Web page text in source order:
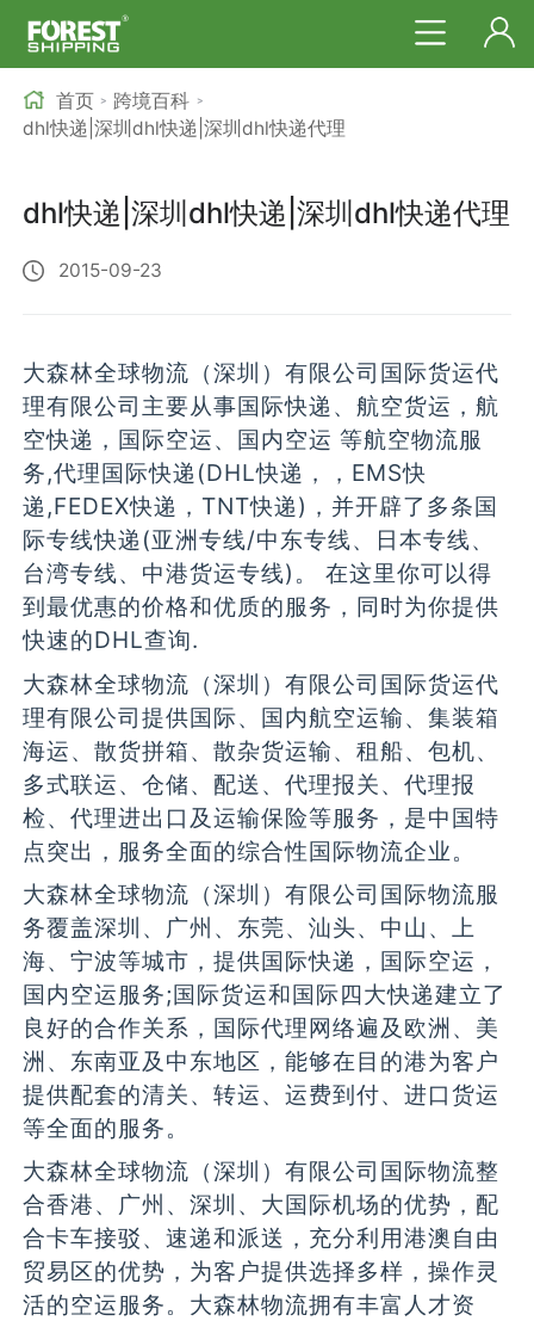
首页 > 跨境百科 >
dhl快递|深圳dhl快递|深圳dhl快递代理
dhl快递|深圳dhl快递|深圳dhl快递代理
2015-09-23
大森林全球物流（深圳）有限公司国际货运代
理有限公司主要从事国际快递、航空货运，航
空快递，国际空运、国内空运 等航空物流服
务,代理国际快递(DHL快递，，EMS快
递,FEDEX快递，TNT快递)，并开辟了多条国
际专线快递(亚洲专线/中东专线、日本专线、
台湾专线、中港货运专线)。 在这里你可以得
到最优惠的价格和优质的服务，同时为你提供
快速的DHL查询.
大森林全球物流（深圳）有限公司国际货运代
理有限公司提供国际、国内航空运输、集装箱
海运、散货拼箱、散杂货运输、租船、包机、
多式联运、仓储、配送、代理报关、代理报
检、代理进出口及运输保险等服务，是中国特
点突出，服务全面的综合性国际物流企业。
大森林全球物流（深圳）有限公司国际物流服
务覆盖深圳、广州、东莞、汕头、中山、上
海、宁波等城市，提供国际快递，国际空运，
国内空运服务;国际货运和国际四大快递建立了
良好的合作关系，国际代理网络遍及欧洲、美
洲、东南亚及中东地区，能够在目的港为客户
提供配套的清关、转运、运费到付、进口货运
等全面的服务。
大森林全球物流（深圳）有限公司国际物流整
合香港、广州、深圳、大国际机场的优势，配
合卡车接驳、速递和派送，充分利用港澳自由
贸易区的优势，为客户提供选择多样，操作灵
活的空运服务。大森林物流拥有丰富人才资